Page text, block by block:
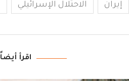
إيران الاحتلال الإسرائيلي
اقرأ أيضاً